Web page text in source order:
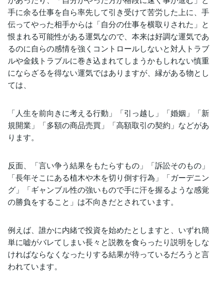
手に余る仕事を自ら率先して引き受けて苦労した上に、手
伝ってやった相手からは「自分の仕事を横取りされた」と
恨まれる可能性がある運気なので、本来は好調な運気であ
るのに自らの感情を強くコントロールしないと対人トラブ
ルや金銭トラブルに巻き込まれてしまうかもしれない慎重
にならざるを得ない運気ではありますが、縁がある物とし
ては、
「人生を前向きに考える行動」「引っ越し」「婚姻」「新
規開業」「多額の商品売買」「高額取引の契約」などがあ
ります。
反面、「言い争う結果をもたらすもの」「訴訟そのもの」
「長年そこにある植木や木を切り倒す行為」「ガーデニン
グ」「ギャンブル性の強いもので手に汗を握るような感覚
の勝負をすること」は不向きだとされています。
例えば、誰かに内緒で投資を始めたとしますと、いずれ簡
単に嘘がバレてしまい長々と説教を食らったり説明をしな
ければならなくなったりする結果が待っているだろうと言
われています。